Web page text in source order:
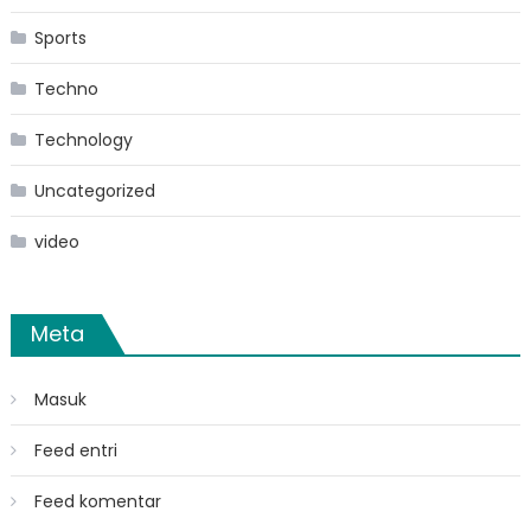
Sports
Techno
Technology
Uncategorized
video
Meta
Masuk
Feed entri
Feed komentar